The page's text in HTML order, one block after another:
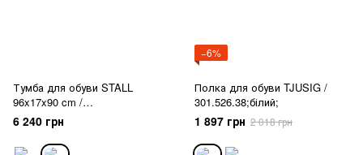
Тумба для обуви STALL
96x17x90 cm /
605.302.66;білий;
6 240 грн
−6%
Полка для обуви TJUSIG /
301.526.38;білий;
1 897 грн 2 018 грн